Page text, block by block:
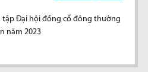
tập Đại hội đồng cổ đông thường
năm 2023